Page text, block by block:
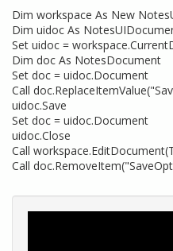
Dim workspace As New
Dim uidoc As
Set uidoc =
Dim doc As NotesDocument
Set doc = uidoc.Document
Call
uidoc.Save
Set doc = uidoc.Document
uidoc.Close
Call
Call